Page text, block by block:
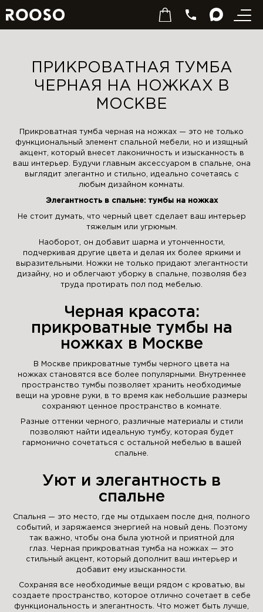
ПРИКРОВАТНАЯ ТУМБА
ЧЕРНАЯ НА НОЖКАХ В
МОСКВЕ
Прикроватная тумба черная на ножках — это не только
функциональный элемент спальной мебели, но и изящный
акцент, который внесет лаконичность и изысканность в
ваш интерьер. Будучи главным аксессуаром в спальне, она
выглядит элегантно и стильно, идеально сочетаясь с
любым дизайном комнаты.
Элегантность в спальне: тумбы на ножках
Не стоит думать, что черный цвет сделает ваш интерьер
тяжелым или угрюмым.
Наоборот, он добавит шарма и утонченности,
подчеркивая другие цвета и делая их более яркими и
выразительными. Ножки не только придают элегантности
дизайну, но и облегчают уборку в спальне, позволяя без
труда протирать пол под мебелью.
Черная красота:
прикроватные тумбы на
ножках в Москве
В Москве прикроватные тумбы черного цвета на
ножках становятся все более популярными. Внутреннее
пространство тумбы позволяет хранить необходимые
вещи на уровне руки, в то время как небольшие размеры
сохраняют ценное пространство в комнате.
Разные оттенки черного, различные материалы и стили
позволяют найти идеальную тумбу, которая будет
гармонично сочетаться с остальной мебелью в вашей
спальне.
Уют и элегантность в
спальне
Спальня — это место, где мы отдыхаем после дня, полного
событий, и заряжаемся энергией на новый день. Поэтому
так важно, чтобы она была уютной и приятной для
глаз. Черная прикроватная тумба на ножках — это
стильный акцент, который дополнит ваш интерьер и
добавит ему изысканности.
Сохраняя все необходимые вещи рядом с кроватью, вы
создаете пространство, которое отлично сочетает в себе
функциональность и элегантность. Что может быть лучше,